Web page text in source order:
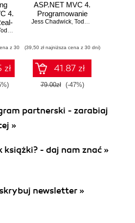
4.
Snyder
z 30
zł
ASP.NET MVC 4.
Programowanie
Jess Chadwick, Todd Snyder
(39,50 zł najniższa cena z 30 dni)
41.87 zł
79.00zł (-47%)
partnerski - zarabiaj
»
książki? - daj nam znać »
newsletter »